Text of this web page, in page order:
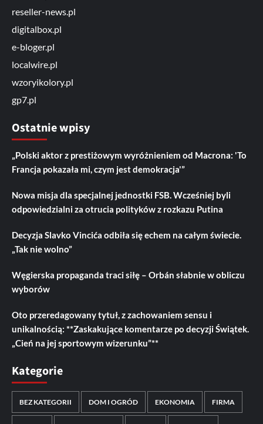
reseller-news.pl
digitalbox.pl
e-bloger.pl
localwire.pl
wzoryikolory.pl
gp7.pl
Ostatnie wpisy
„Polski aktor z prestiżowym wyróżnieniem od Macrona: 'To
Francja pokazała mi, czym jest demokracja'”
Nowa misja dla specjalnej jednostki FSB. Wcześniej byli
odpowiedzialni za otrucia polityków z rozkazu Putina
Decyzja Slavko Vincića odbiła się echem na całym świecie.
„Tak nie wolno”
Węgierska propaganda traci siłę – Orbán słabnie w obliczu
wyborów
Oto przeredagowany tytuł, z zachowaniem sensu i
unikalnością: **Zaskakujące komentarze po decyzji Świątek.
„Cień na jej sportowym wizerunku”**
Kategorie
BEZ KATEGORII DOM I OGRÓD EKONOMIA FIRMA